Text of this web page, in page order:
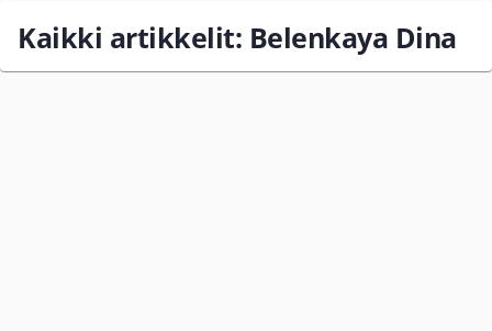
Kaikki artikkelit: Belenkaya Dina